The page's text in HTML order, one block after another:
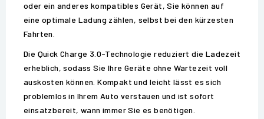
oder ein anderes kompatibles Gerät, Sie können auf
eine optimale Ladung zählen, selbst bei den kürzesten
Fahrten.
Die Quick Charge 3.0-Technologie reduziert die Ladezeit
erheblich, sodass Sie Ihre Geräte ohne Wartezeit voll
auskosten können. Kompakt und leicht lässt es sich
problemlos in Ihrem Auto verstauen und ist sofort
einsatzbereit, wann immer Sie es benötigen.